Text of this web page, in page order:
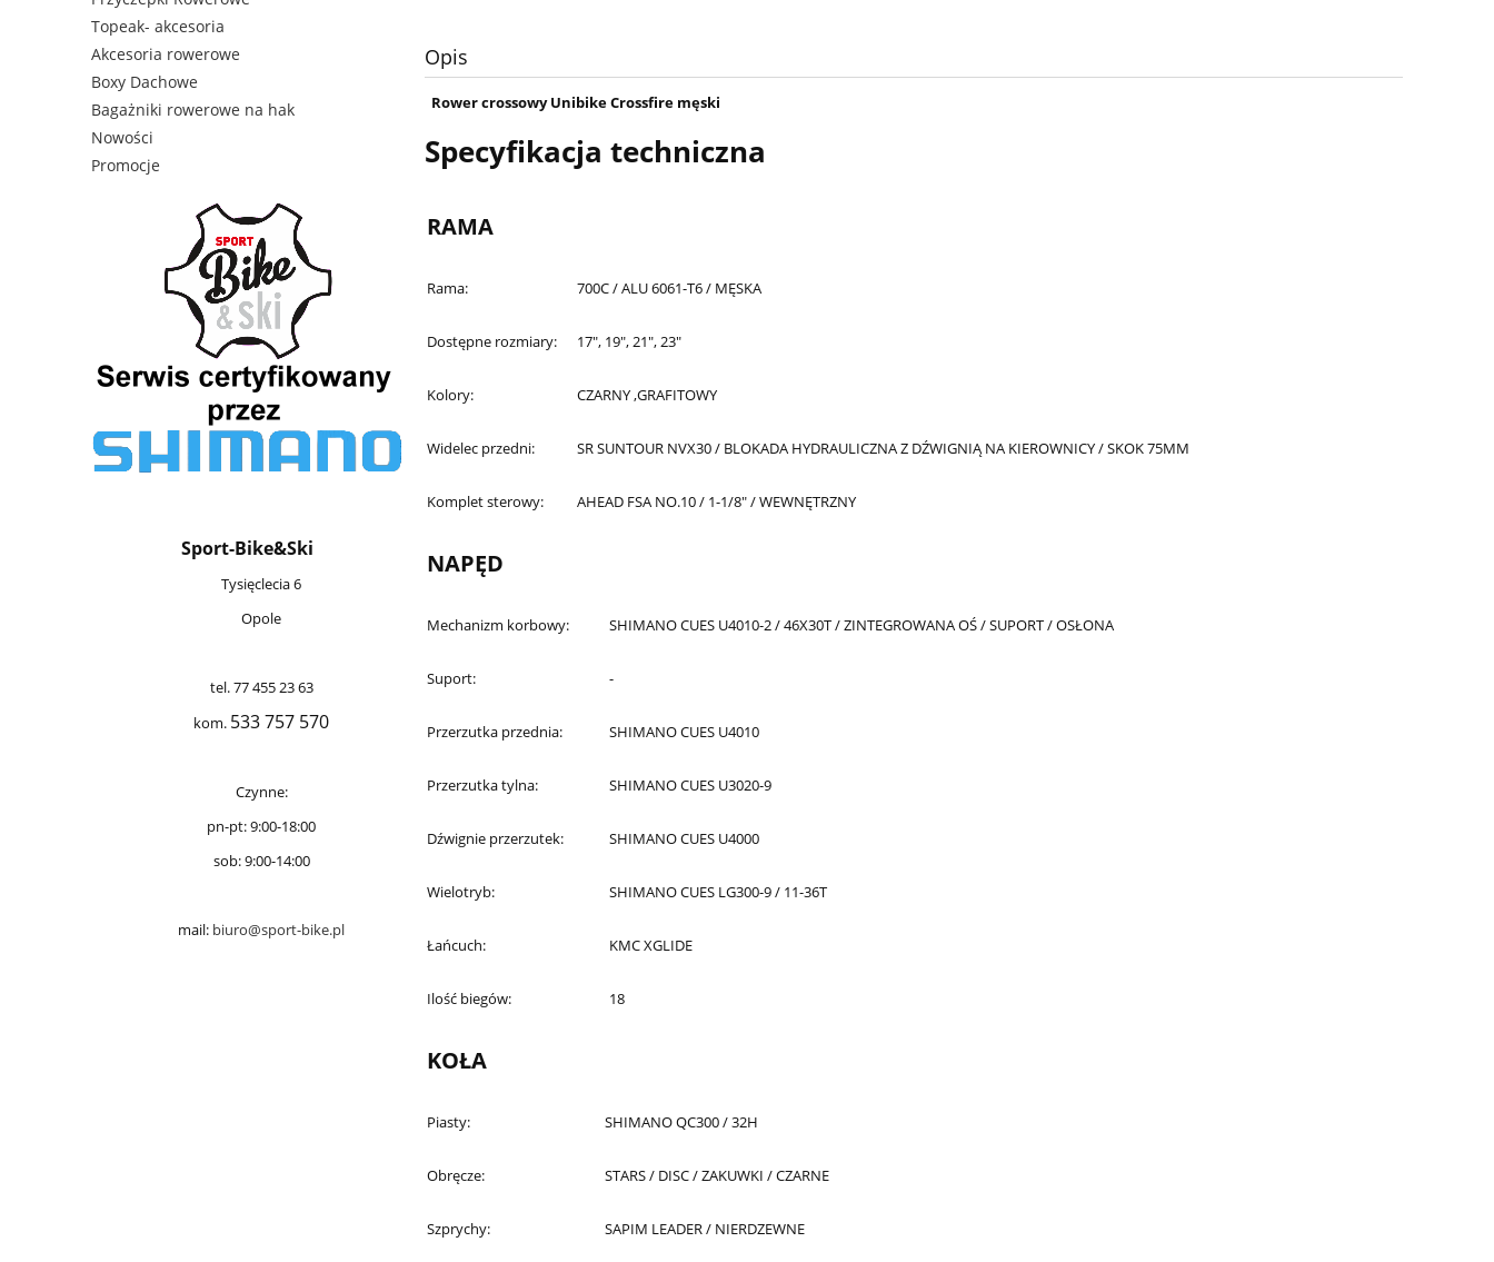
Topeak- akcesoria
Akcesoria rowerowe
Boxy Dachowe
Bagażniki rowerowe na hak
Nowości
Promocje
Sport-Bike&Ski
Tysięclecia 6
Opole
tel. 77 455 23 63
kom. 533 757 570
Czynne:
pn-pt: 9:00-18:00
sob: 9:00-14:00
mail: biuro@sport-bike.pl
Opis
Rower crossowy Unibike Crossfire męski
Specyfikacja techniczna
RAMA
Rama: 700C / ALU 6061-T6 / MĘSKA
Dostępne rozmiary: 17", 19", 21", 23"
Kolory: CZARNY ,GRAFITOWY
Widelec przedni: SR SUNTOUR NVX30 / BLOKADA HYDRAULICZNA Z DŹWIGNIĄ NA KIEROWNICY / SKOK 75MM
Komplet sterowy: AHEAD FSA NO.10 / 1-1/8" / WEWNĘTRZNY
NAPĘD
Mechanizm korbowy: SHIMANO CUES U4010-2 / 46X30T / ZINTEGROWANA OŚ / SUPORT / OSŁONA
Suport: -
Przerzutka przednia: SHIMANO CUES U4010
Przerzutka tylna: SHIMANO CUES U3020-9
Dźwignie przerzutek: SHIMANO CUES U4000
Wielotryb: SHIMANO CUES LG300-9 / 11-36T
Łańcuch: KMC XGLIDE
Ilość biegów: 18
KOŁA
Piasty: SHIMANO QC300 / 32H
Obręcze: STARS / DISC / ZAKUWKI / CZARNE
Szprychy: SAPIM LEADER / NIERDZEWNE